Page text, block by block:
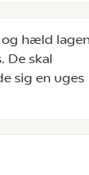
hæld lagen
De skal
sig en uges